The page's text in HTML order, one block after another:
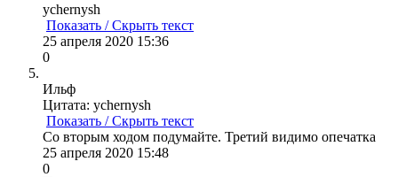
ychernysh
Показать / Скрыть текст
25 апреля 2020 15:36
0
Ильф
Цитата: ychernysh
Показать / Скрыть текст
Со вторым ходом подумайте. Третий видимо опечатка
25 апреля 2020 15:48
0